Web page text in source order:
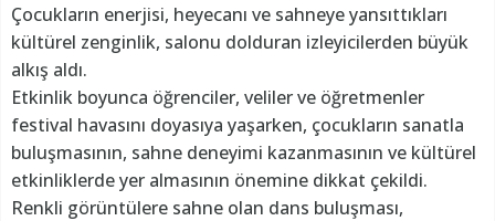
Çocukların enerjisi, heyecanı ve sahneye yansıttıkları
kültürel zenginlik, salonu dolduran izleyicilerden büyük
alkış aldı.
Etkinlik boyunca öğrenciler, veliler ve öğretmenler
festival havasını doyasıya yaşarken, çocukların sanatla
buluşmasının, sahne deneyimi kazanmasının ve kültürel
etkinliklerde yer almasının önemine dikkat çekildi.
Renkli görüntülere sahne olan dans buluşması,